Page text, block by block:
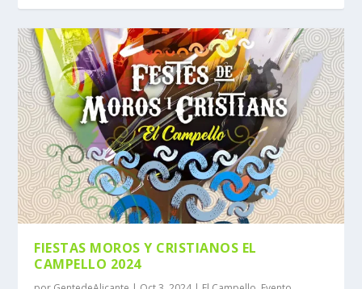
FIESTAS MOROS Y CRISTIANOS EL
CAMPELLO 2024